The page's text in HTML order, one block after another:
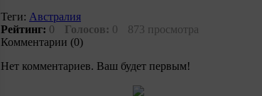
Теги: Австралия
Рейтинг: 0 Голосов: 0
873 просмотра
Комментарии (0)
Нет комментариев. Ваш будет первым!